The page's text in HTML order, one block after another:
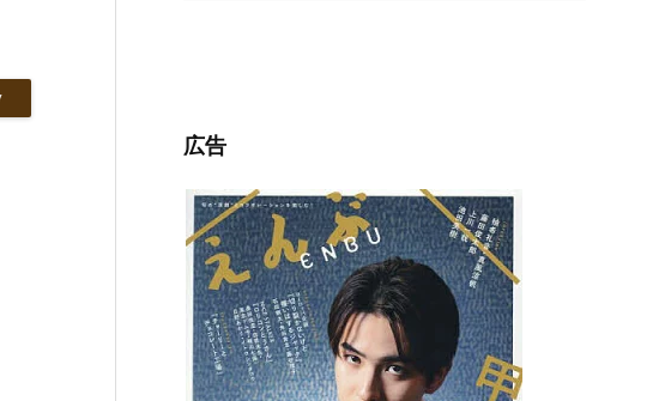
広告